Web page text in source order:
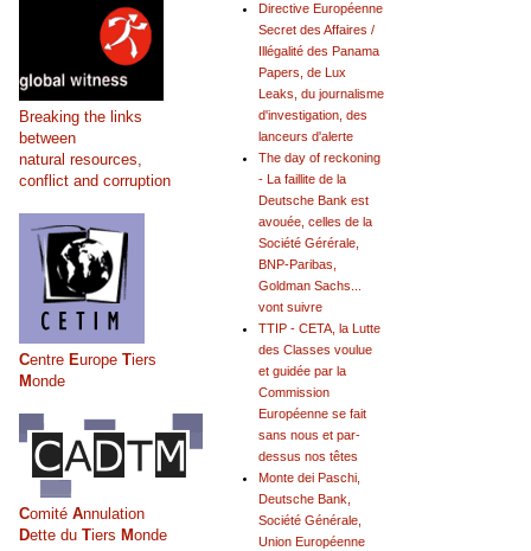
Directive Européenne
Secret des Affaires /
Illégalité des Panama
Papers, de Lux
Leaks, du journalisme
d'investigation, des
lanceurs d'alerte
The day of reckoning
- La faillite de la
Deutsche Bank est
avouée, celles de la
Société Gérérale,
BNP-Paribas,
Goldman Sachs...
vont suivre
TTIP - CETA, la Lutte
des Classes voulue
et guidée par la
Commission
Européenne se fait
sans nous et par-
dessus nos têtes
Monte dei Paschi,
Deutsche Bank,
Société Générale,
Union Européenne
Breaking the links
between
natural resources,
conflict and corruption
Centre Europe Tiers
Monde
Comité Annulation
Dette du Tiers Monde